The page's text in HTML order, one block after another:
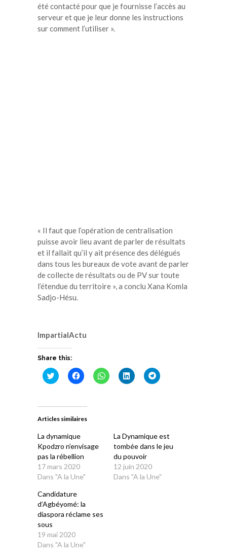
été contacté pour que je fournisse l’accès au
serveur et que je leur donne les instructions
sur comment l’utiliser ».
« Il faut que l’opération de centralisation
puisse avoir lieu avant de parler de résultats
et il fallait qu’il y ait présence des délégués
dans tous les bureaux de vote avant de parler
de collecte de résultats ou de PV sur toute
l’étendue du territoire », a conclu Xana Komla
Sadjo-Hésu.
ImpartialActu
Share this:
Cliquez
pour
dans
nouvelle
Cliquez
pour
dans
nouvelle
Cliquez
pour
Cliquez
pour
Cliquez
pour
Articles similaires
La dynamique
Kpodzro n’envisage
pas la rébellion
17 mars 2020
Dans "A la Une"
La Dynamique est
tombée dans le jeu
du pouvoir
12 juin 2020
Dans "A la Une"
Candidature
d’Agbéyomé: la
diaspora réclame ses
sous
19 mai 2020
Dans "A la Une"